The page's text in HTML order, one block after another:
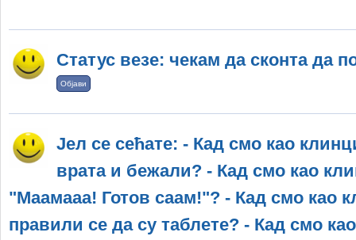
Статус везе: чекам да сконта да
Објави
Јел се сећате: - Кад смо као
врата и бежали? - Кад смо као
"Маамааа! Готов саам!"? - Кад смо као
правили се да су таблете? - Кад смо